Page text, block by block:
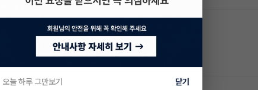
오늘 하루 그만보기 닫기